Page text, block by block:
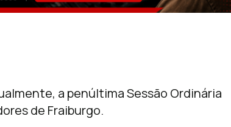
a penúltima Sessão Ordinária
de Fraiburgo.